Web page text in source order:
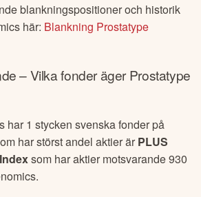
blankningspositioner och historik
här: Blankning Prostatype
– Vilka fonder ägerProstatype
har 1 stycken svenska fonder på
har störst andel aktier är PLUS
som har aktier motsvarande930
.